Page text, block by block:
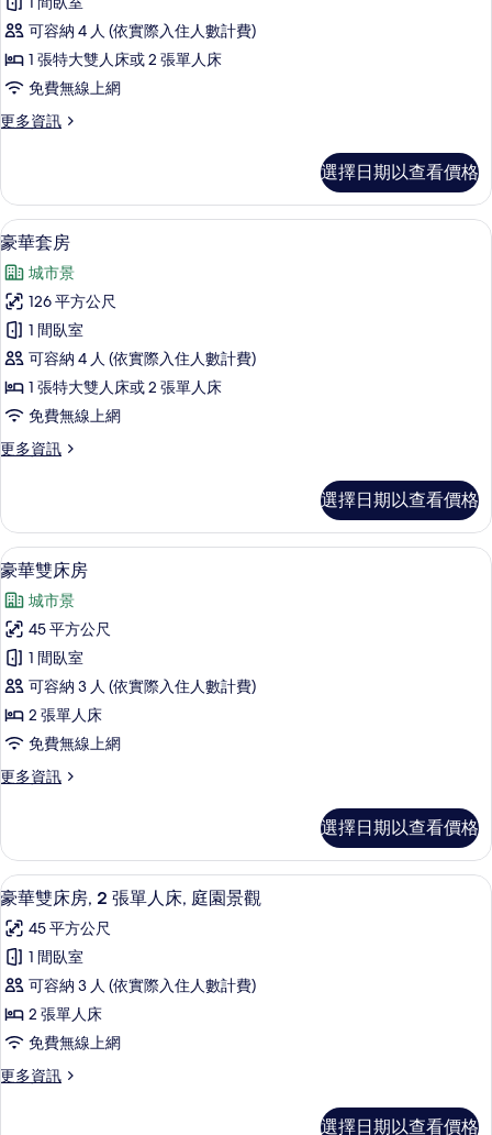
詳
情
套
房,
海
灣
景
的
所
有
相
片
可容納 4 人 (依實際入住人數計費)
1 張特大雙人床或 2 張單人床
免費無線上網
更多資訊
更
套
房,
海
景
觀
的
詳
情
選擇日期以查看價格
顯
示
豪
華
套
房
的
所
有
片
豪華套房 | 高級寢具、羽絨被、迷你
8
豪華套房
城市景
126 平方公尺
1 間臥室
可容納 4 人 (依實際入住人數計費)
1 張特大雙人床或 2 張單人床
免費無線上網
更多資訊
更
套
房
的
情
選擇日期以查看價格
顯
示
豪
華
雙
床
房
的
所
相
片
高級寢具、羽絨被、迷你吧、客房內保
8
豪華雙床房
城市景
45 平方公尺
1 間臥室
可容納 3 人 (依實際入住人數計費)
2 張單人床
免費無線上網
更多資訊
更
雙
床
房
詳
情
選擇日期以查看價格
顯
示
豪
華
雙
床
房,
2
高級寢具、羽絨被、迷你吧、客房內保
8
豪華雙床房, 2 張單人床, 庭園景觀
45 平方公尺
1 間臥室
可容納 3 人 (依實際入住人數計費)
2 張單人床
免費無線上網
更多資訊
更
選擇日期以查看價格